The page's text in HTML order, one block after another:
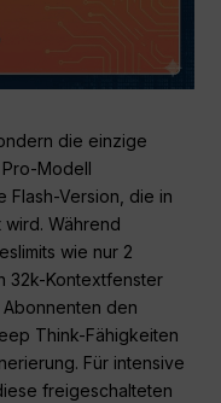
die einzige
Modell
Flash-Version, die in
Während
wie nur 2
32k-Kontextfenster
den
Think-Fähigkeiten
Für intensive
freigeschalteten